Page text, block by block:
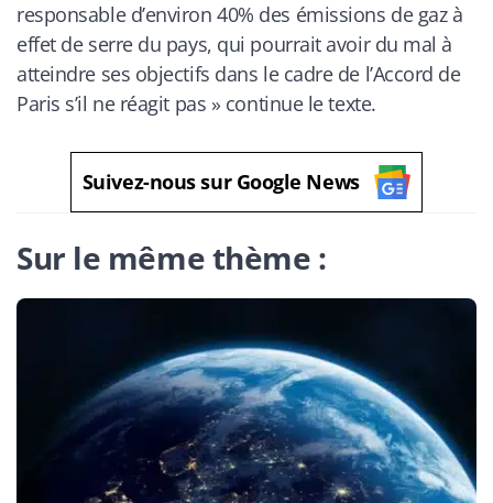
responsable d’environ 40% des émissions de gaz à
effet de serre du pays, qui pourrait avoir du mal à
atteindre ses objectifs dans le cadre de l’Accord de
Paris s’il ne réagit pas » continue le texte.
Suivez-nous sur Google News
Sur le même thème :